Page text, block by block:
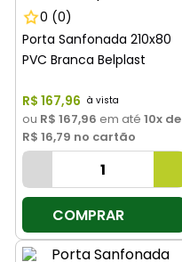
0 (0)
Porta Sanfonada 210x80
PVC Branca Belplast
R$ 167,96
ou R$ 167,96 em até 10x de
R$ 16,79 no cartão
COMPRAR